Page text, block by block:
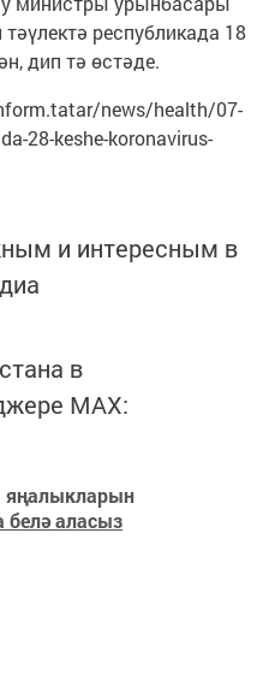
республикада 18
дип тә өстәде.
news/health/07-
28-keshe-koronavirus-
и интересным в
в
MАХ:
яңалыкларын
белә аласыз